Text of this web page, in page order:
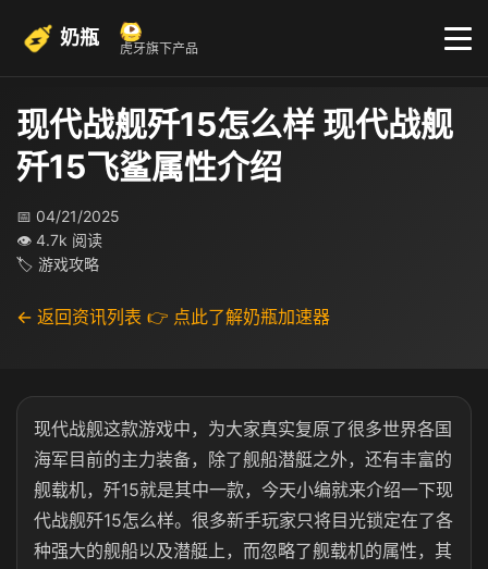
奶瓶 虎牙旗下产品
现代战舰歼15怎么样 现代战舰
歼15飞鲨属性介绍
📅 04/21/2025
👁 4.7k 阅读
🏷 游戏攻略
← 返回资讯列表 👉 点此了解奶瓶加速器
现代战舰这款游戏中，为大家真实复原了很多世界各国
海军目前的主力装备，除了舰船潜艇之外，还有丰富的
舰载机，歼15就是其中一款，今天小编就来介绍一下现
代战舰歼15怎么样。很多新手玩家只将目光锁定在了各
种强大的舰船以及潜艇上，而忽略了舰载机的属性，其